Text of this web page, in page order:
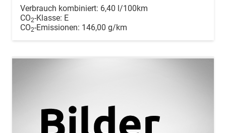
Verbrauch kombiniert: 6,40 l/100km
CO2-Klasse: E
CO2-Emissionen: 146,00 g/km